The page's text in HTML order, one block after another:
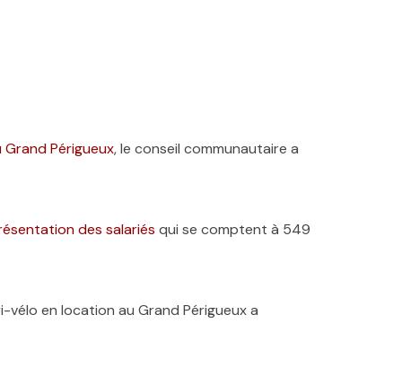
Périgueux, le conseil communautaire a
des salariés qui se comptent à 549
vélo en location au Grand Périgueux a